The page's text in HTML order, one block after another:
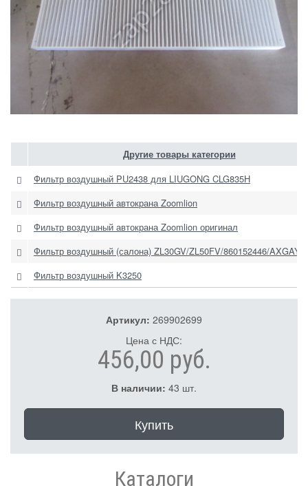
Другие товары категории
Фильтр воздушный PU2438 для LIUGONG CLG835H
Фильтр воздушный автокрана Zoomlion
Фильтр воздушный автокрана Zoomlion оригинал
Фильтр воздушный (салона) ZL30GV/ZL50FV/860152446/
Фильтр воздушный K3250
Артикул: 269902699
Цена с НДС:
456,00 руб.
В наличии: 43 шт.
Купить
Каталоги